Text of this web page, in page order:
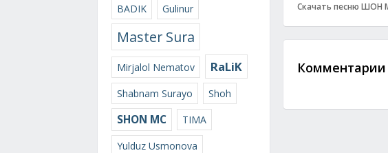
BADIK Gulinur
Master Sura
Mirjalol Nematov RaLiK
Shabnam Surayo Shoh
SHON MC
TIMA
Yulduz Usmonova
Скачать песню ШОН
Комментарии